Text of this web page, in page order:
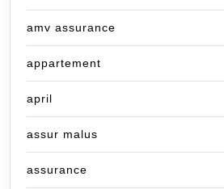
amv assurance
appartement
april
assur malus
assurance